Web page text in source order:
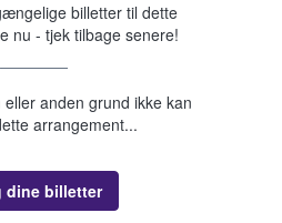
billetter til dette
nu - tjek tilbage senere!
anden grund ikke kan
arrangement...
dine billetter